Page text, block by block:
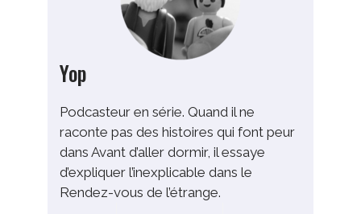
Yop
Podcasteur en série. Quand il ne
raconte pas des histoires qui font peur
dans Avant d’aller dormir, il essaye
d’expliquer l’inexplicable dans le
Rendez-vous de l’étrange.